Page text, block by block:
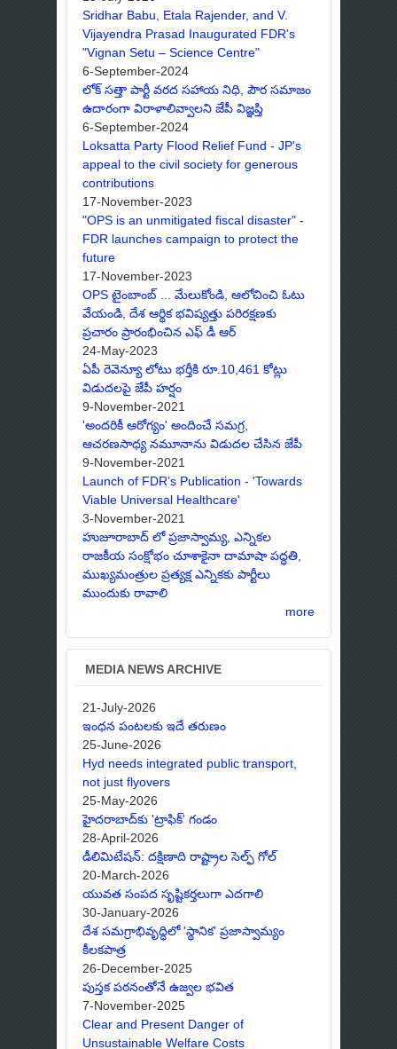
Sridhar Babu, Etala Rajender, and V.
Vijayendra Prasad Inaugurated FDR's
"Vignan Setu – Science Centre"
6-September-2024
లోక్ సత్తా పార్టీ వరద సహాయ నిధి, పౌర సమాజం
ఉదారంగా విరాళాలివ్వాలని జేపీ విజ్ఞప్తి
6-September-2024
Loksatta Party Flood Relief Fund - JP's
appeal to the civil society for generous
contributions
17-November-2023
"OPS is an unmitigated fiscal disaster" -
FDR launches campaign to protect the
future
17-November-2023
OPS టైంబాంబ్ ... మేలుకోండి, ఆలోచించి ఓటు
వేయండి, దేశ ఆర్థిక భవిష్యత్తు పరిరక్షణకు
ప్రచారం ప్రారంభించిన ఎఫ్ డీ ఆర్
24-May-2023
ఏపీ రెవెన్యూ లోటు భర్తీకి రూ.10,461 కోట్లు
విడుదలపై జేపీ హర్షం
9-November-2021
'అందరికీ ఆరోగ్యం' అందించే సమగ్ర,
ఆచరణసాధ్య నమూనాను విడుదల చేసిన జేపీ
9-November-2021
Launch of FDR’s Publication - 'Towards
Viable Universal Healthcare'
3-November-2021
హుజూరాబాద్ లో ప్రజాస్వామ్య, ఎన్నికల
రాజకీయ సంక్షోభం చూశాకైనా దామాషా పద్ధతి,
ముఖ్యమంత్రుల ప్రత్యక్ష ఎన్నికకు పార్టీలు
ముందుకు రావాలి
more
MEDIA NEWS ARCHIVE
21-July-2026
ఇంధన పంటలకు ఇదే తరుణం
25-June-2026
Hyd needs integrated public transport,
not just flyovers
25-May-2026
హైదరాబాద్‌కు 'ట్రాఫిక్' గండం
28-April-2026
డీలిమిటేషన్: దక్షిణాది రాష్ట్రాల సెల్ఫ్ గోల్
20-March-2026
యువత సంపద సృష్టికర్తలుగా ఎదగాలి
30-January-2026
దేశ సమగ్రాభివృద్ధిలో 'స్థానిక' ప్రజాస్వామ్యం
కీలకపాత్ర
26-December-2025
పుస్తక పఠనంతోనే ఉజ్వల భవిత
7-November-2025
Clear and Present Danger of
Unsustainable Welfare Costs